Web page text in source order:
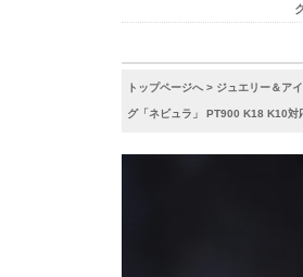
トップページへ > ジュエリー＆ア
グ「ネビュラ」 PT900 K18 K10対